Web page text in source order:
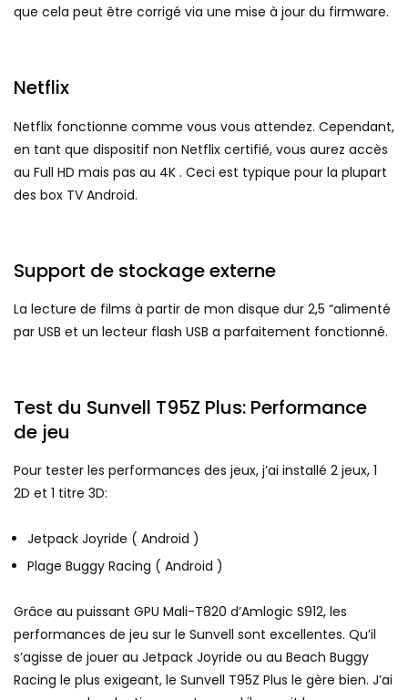
que cela peut être corrigé via une mise à jour du firmware.
Netflix
Netflix fonctionne comme vous vous attendez. Cependant,
en tant que dispositif non Netflix certifié, vous aurez accès
au Full HD mais pas au 4K . Ceci est typique pour la plupart
des box TV Android.
Support de stockage externe
La lecture de films à partir de mon disque dur 2,5 “alimenté
par USB et un lecteur flash USB a parfaitement fonctionné.
Test du Sunvell T95Z Plus: Performance
de jeu
Pour tester les performances des jeux, j’ai installé 2 jeux, 1
2D et 1 titre 3D:
Jetpack Joyride ( Android )
Plage Buggy Racing ( Android )
Grâce au puissant GPU Mali-T820 d’Amlogic S912, les
performances de jeu sur le Sunvell sont excellentes. Qu’il
s’agisse de jouer au Jetpack Joyride ou au Beach Buggy
Racing le plus exigeant, le Sunvell T95Z Plus le gère bien. J’ai